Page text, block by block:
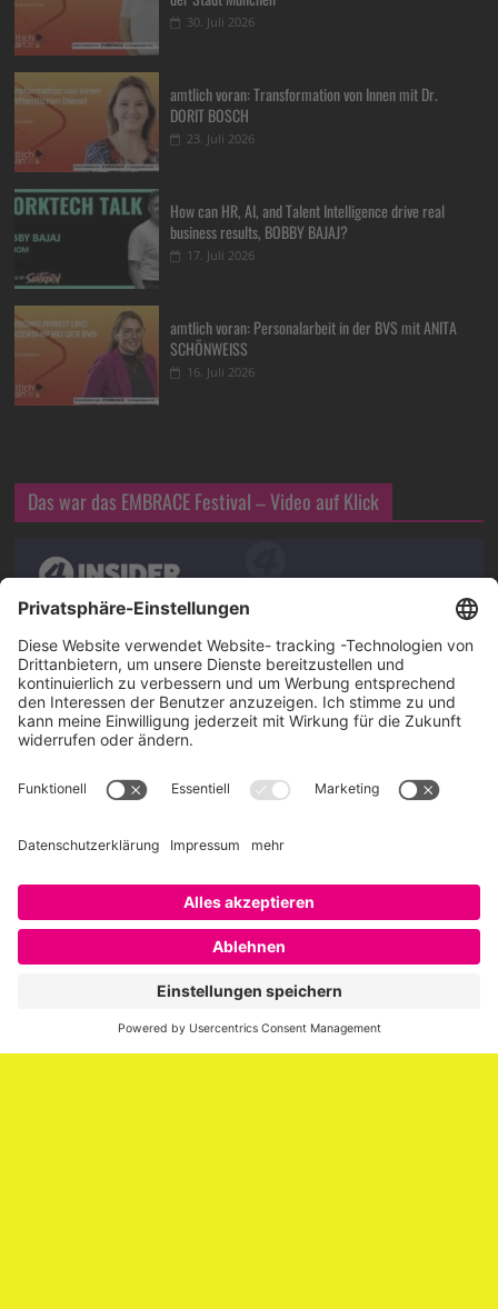
30. Juli 2026
amtlich voran: Transformation von Innen mit Dr.
DORIT BOSCH
23. Juli 2026
How can HR, AI, and Talent Intelligence drive real
business results, BOBBY BAJAJ?
17. Juli 2026
amtlich voran: Personalarbeit in der BVS mit ANITA
SCHÖNWEISS
16. Juli 2026
Das war das EMBRACE Festival – Video auf Klick
Über SAATKORN
SAATKORN ist der Blog von Gero Hesse. Seit 2009 schreibt
er über die Themen Employer Branding,